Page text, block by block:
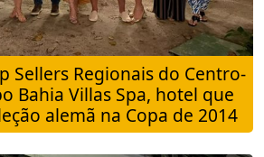
Sellers Regionais do Centro-
Bahia Villas Spa, hotel que
alemã na Copa de 2014